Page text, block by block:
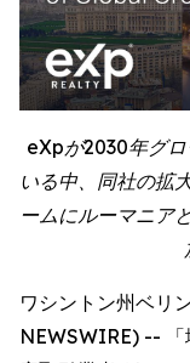
eXpが2030年グ
いる中、同社の拡
ームにルーマニア
ワシントン州ベリ
NEWSWIRE) -- 「